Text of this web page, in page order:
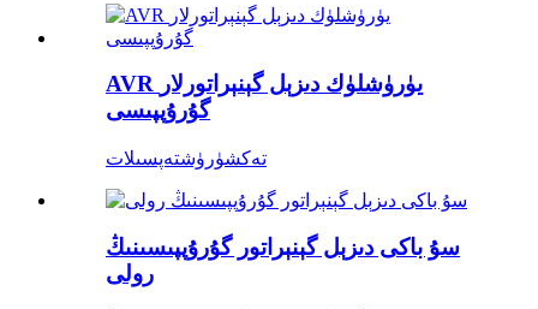
AVR يۈرۈشلۈك دىزېل گېنېراتورلار
گۇرۇپپىسى
تەكشۈرۈشتەپسىلات
سۇ باكى دىزېل گېنېراتور گۇرۇپپىسىنىڭ
رولى